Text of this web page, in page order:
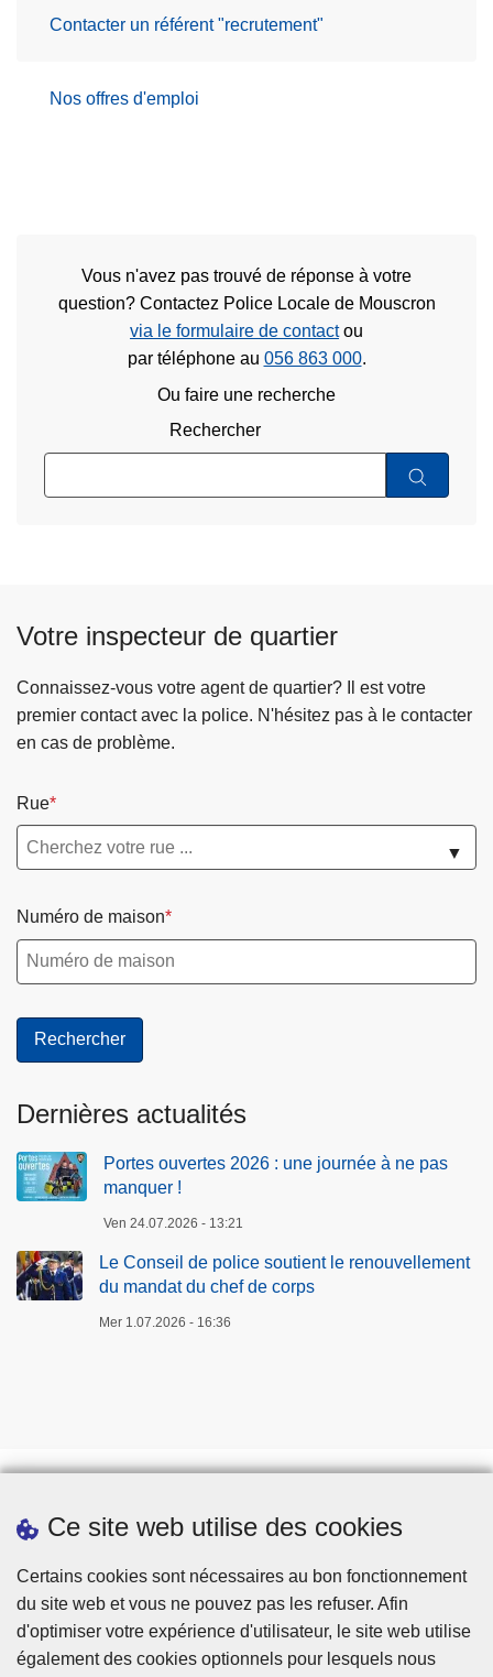
Ce site web utilise des cookies
Certains cookies sont nécessaires au bon fonctionnement
du site web et vous ne pouvez pas les refuser. Afin
d'optimiser votre expérience d'utilisateur, le site web utilise
également des cookies optionnels pour lesquels nous
Contacter un référent "recrutement"
Nos offres d'emploi
Vous n'avez pas trouvé de réponse à votre
question? Contactez Police Locale de Mouscron
via le formulaire de contactou
par téléphone au 056 863 000.
Ou faire une recherche
Rechercher
Votre inspecteur de quartier
Connaissez-vous votre agent de quartier? Il est votre
premier contact avec la police. N'hésitez pas à le contacter
en cas de problème.
Rue
▼
Numéro de maison
Dernières actualités
Portes ouvertes 2026 : une journée à ne pas
manquer !
Ven 24.07.2026 - 13:21
Le Conseil de police soutient le renouvellement
du mandat du chef de corps
Mer 1.07.2026 - 16:36
Téléchargements
Presse